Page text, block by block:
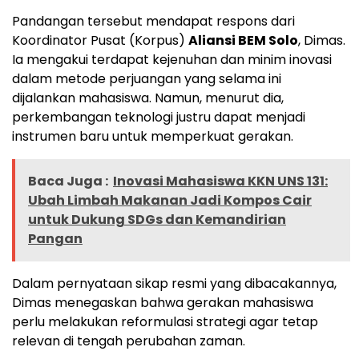
Pandangan tersebut mendapat respons dari
Koordinator Pusat (Korpus) Aliansi BEM Solo, Dimas.
Ia mengakui terdapat kejenuhan dan minim inovasi
dalam metode perjuangan yang selama ini
dijalankan mahasiswa. Namun, menurut dia,
perkembangan teknologi justru dapat menjadi
instrumen baru untuk memperkuat gerakan.
Baca Juga : Inovasi Mahasiswa KKN UNS 131:
Ubah Limbah Makanan Jadi Kompos Cair
untuk Dukung SDGs dan Kemandirian
Pangan
Dalam pernyataan sikap resmi yang dibacakannya,
Dimas menegaskan bahwa gerakan mahasiswa
perlu melakukan reformulasi strategi agar tetap
relevan di tengah perubahan zaman.